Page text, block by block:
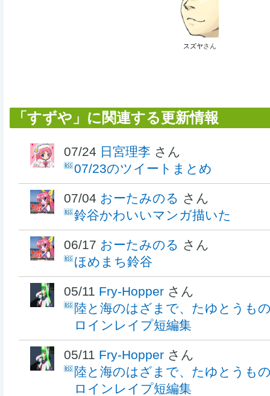
スズヤさん
「すずや」に関連する更新情報
07/24 日宮理李 さん
07/23のツイートまとめ
07/04 おーたみのる さん
鈴谷かわいいマンガ描いた
06/17 おーたみのる さん
ほめまち鈴谷
05/11 Fry-Hopper さん
陸と海のはざまで、たゆとうも
ロインレイプ短編集
05/11 Fry-Hopper さん
陸と海のはざまで、たゆとうも
ロインレイプ短編集